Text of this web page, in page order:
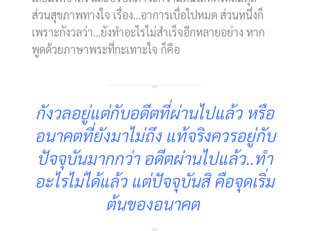
ส่วนสุขภาพทางใจ เรื่อง…อาการเบื่อไปหมด ส่วนหนึ่งก็
เพราะกังวลว่า…ยังทำอะไรไม่สำเร็จอีกหลายอย่าง หาก
พูดด้วยภาษาพระที่กะเทาะใจ ก็คือ
กังวลอยู่แต่กับอดีตที่ผ่านไปแล้ว หรือ
อนาคตที่ยังมาไม่ถึง แท้จริงควรอยู่กับ
ปัจจุบันมากกว่า อดีตผ่านไปแล้ว..ทำ
อะไรไม่ได้แล้ว แต่ปัจจุบันสิ คือจุดเริ่ม
ต้นของอนาคต